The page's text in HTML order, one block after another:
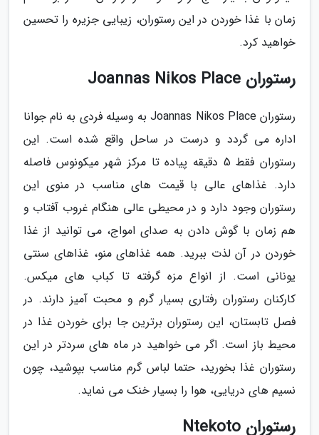
زمان با غذا خوردن در این رستوران، زیبایی جزیره را تحسین
خواهید کرد.
رستوران Joannas Nikos Place
رستوران Joannas Nikos Place به وسیله فردی به نام جوانا
اداره می گردد و درست در ساحل واقع شده است. این
رستوران فقط 5 دقیقه پیاده تا مرکز شهر میکونوس فاصله
دارد. غذاهای عالی با قیمت های مناسب در منوی این
رستوران وجود دارد و در محیطی عالی هنگام غروب آفتاب و
هم زمان با گوش دادن به صدای امواج، می توانید از غذا
خوردن در آن لذت ببرید. همه غذاهای منو، غذاهای سنتی
یونانی است. از انواع مزه گرفته تا کباب های میکس.
کارکنان رستوران رفتاری بسیار گرم و محبت آمیز دارند. در
فصل تابستان، این رستوران برترین جا برای خوردن غذا در
محیط باز است. اگر می خواهید در ماه های سردتر در این
رستوران غذا بخورید، حتما لباس گرم مناسب بپوشید، چون
نسیم های دریایی، هوا را بسیار خنک می نماید.
رستوران Ntekoto